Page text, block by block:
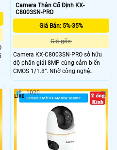
Camera Thân Cố Định KX-
C8003SN-PRO
Giá Bán: 5%-35%
Giá gốc:
Camera KX-C8003SN-PRO sở hữu
độ phân giải 8MP cùng cảm biến
CMOS 1/1.8”. Nhờ công nghệ
Starlight với độ nhạy sáng 0.0008
Lux @ F1.0, camera cho hình ảnh rõ
nét trong điều kiện ánh sáng cực
thấp, kết hợp WDR 120dB và LED
ánh sáng ấm hỗ trợ quan sát ban
đêm hiệu quả đến 50m.
1020